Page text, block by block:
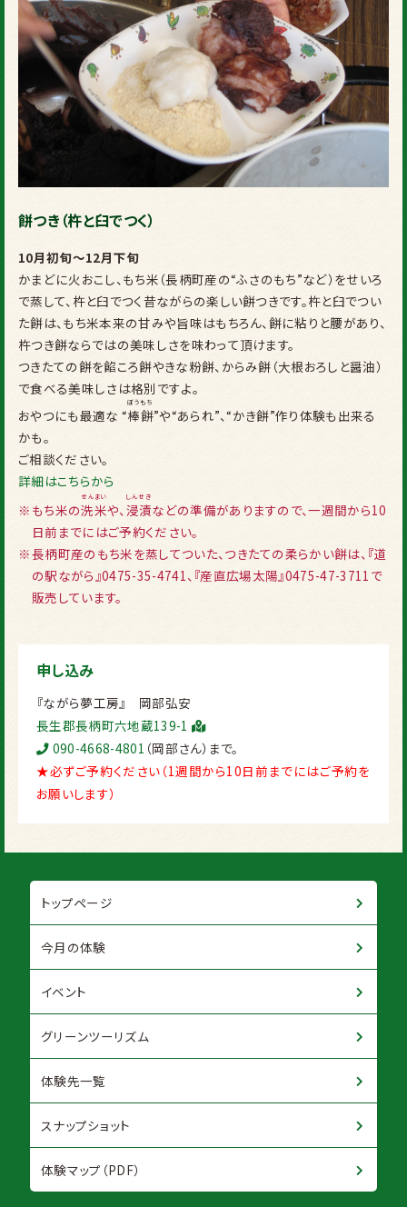
餅つき（杵と臼でつく）
10月初旬～12月下旬
かまどに火おこし、もち米（長柄町産の“ふさのもち”など）をせいろ
で蒸して、杵と臼でつく昔ながらの楽しい餅つきです。杵と臼でつい
た餅は、もち米本来の甘みや旨味はもちろん、餅に粘りと腰があり、
杵つき餅ならではの美味しさを味わって頂けます。
つきたての餅を餡ころ餅やきな粉餅、からみ餅（大根おろしと醤油）
で食べる美味しさは格別ですよ。
おやつにも最適な “棒餅
ぼうもち
”や“あられ”、“かき餅”作り体験も出来る
かも。
ご相談ください。
詳細はこちらから
※ もち米の洗米
せんまい
、浸漬
しんせき
などの準備がありますので、一週間から10
日前までにはご予約ください。
※長柄町産のもち米を蒸してついた、つきたての柔らかい餅は、『道
の駅ながら』0475-35-4741、『産直広場太陽』0475-47-3711で
販売しています。
申し込み
『ながら夢工房』 岡部弘安
長生郡長柄町六地蔵139-1
090-4668-4801 （岡部さん）まで。
★必ずご予約ください（1週間から10日前までにはご予約を
お願いします）
トップページ
今月の体験
イベント
グリーンツーリズム
体験先一覧
スナップショット
体験マップ（PDF）